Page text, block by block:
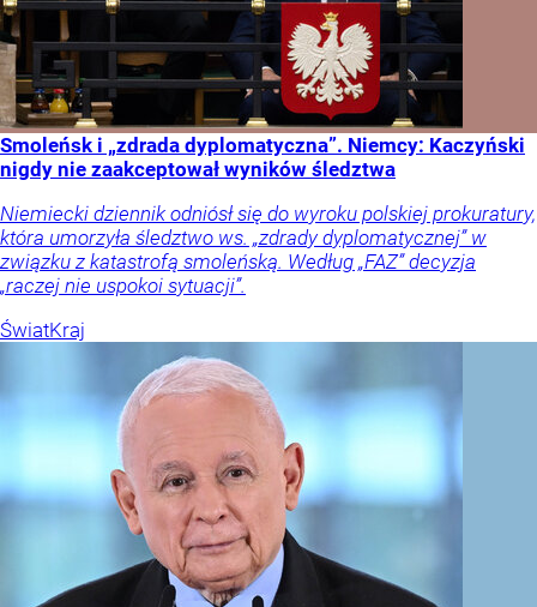
Smoleńsk i „zdrada dyplomatyczna”. Niemcy: Kaczyński
nigdy nie zaakceptował wyników śledztwa
Niemiecki dziennik odniósł się do wyroku polskiej prokuratury,
która umorzyła śledztwo ws. „zdrady dyplomatycznej” w
związku z katastrofą smoleńską. Według „FAZ” decyzja
„raczej nie uspokoi sytuacji”.
ŚwiatKraj